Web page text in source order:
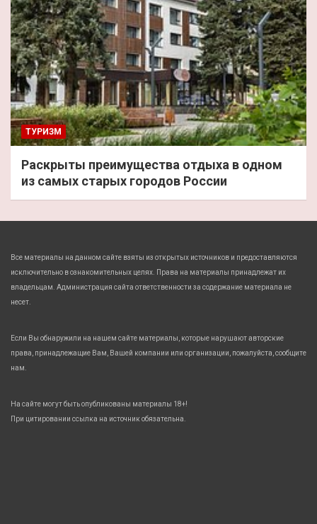
ТУРИЗМ
Раскрыты преимущества отдыха в одном
из самых старых городов России
Все материалы на данном сайте взяты из открытых источников и предоставляются
исключительно в ознакомительных целях. Права на материалы принадлежат их
владельцам. Администрация сайта ответственности за содержание материала не
несет.
Если Вы обнаружили на нашем сайте материалы, которые нарушают авторские
права, принадлежащие Вам, Вашей компании или организации, пожалуйста, сообщите
нам.
На сайте могут быть опубликованы материалы 18+!
При цитировании ссылка на источник обязательна.